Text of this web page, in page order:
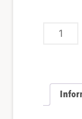
quantité
aux
fleurs